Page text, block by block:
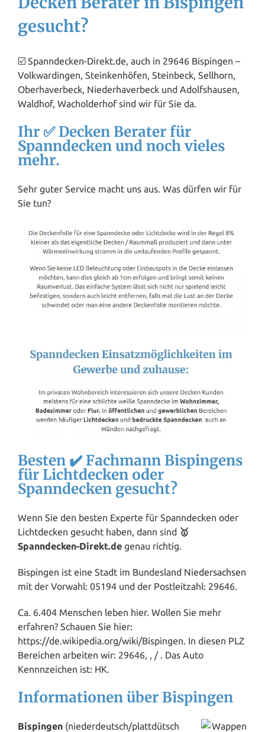
gesucht?
☑️ Spanndecken-Direkt.de, auch in 29646 Bispingen –
Volkwardingen, Steinkenhöfen, Steinbeck, Sellhorn,
Oberhaverbeck, Niederhaverbeck und Adolfshausen,
Waldhof, Wacholderhof sind wir für Sie da.
Ihr ✅ Decken Berater für
Spanndecken und noch vieles
mehr.
Sehr guter Service macht uns aus. Was dürfen wir für
Sie tun?
Besten ✔️ Fachmann Bispingens
für Lichtdecken oder
Spanndecken gesucht?
Wenn Sie den besten Experte für Spanndecken oder
Lichtdecken gesucht haben, dann sind 🥇
Spanndecken-Direkt.de genau richtig.
Bispingen ist eine Stadt im Bundesland Niedersachsen
mit der Vorwahl: 05194 und der Postleitzahl: 29646.
Ca. 6.404 Menschen leben hier. Wollen Sie mehr
erfahren? Schauen Sie hier:
https://de.wikipedia.org/wiki/Bispingen. In diesen PLZ
Bereichen arbeiten wir: 29646, , / . Das Auto
Kennnzeichen ist: HK.
Informationen über Bispingen
Bispingen (niederdeutsch/plattdütsch